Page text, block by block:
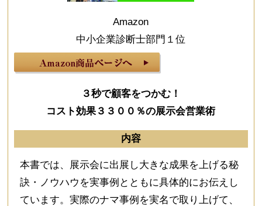
Amazon
中小企業診断士部門１位
３秒で顧客をつかむ！
コスト効果３３００％の展示会営業術
内容
本書では、展示会に出展し大きな成果を上げる秘
訣・ノウハウを実事例とともに具体的にお伝えし
ています。実際のナマ事例を実名で取り上げて、